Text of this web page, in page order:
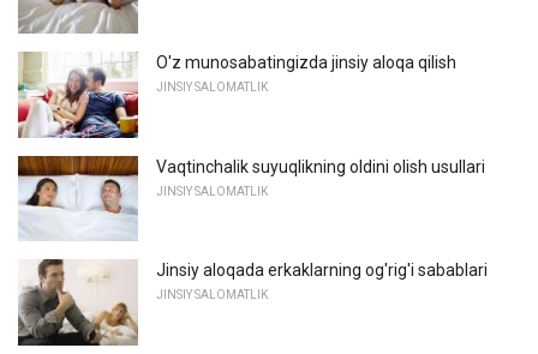
O'z munosabatingizda jinsiy aloqa qilish
JINSIY SALOMATLIK
Vaqtinchalik suyuqlikning oldini olish usullari
JINSIY SALOMATLIK
Jinsiy aloqada erkaklarning og'rig'i sabablari
JINSIY SALOMATLIK